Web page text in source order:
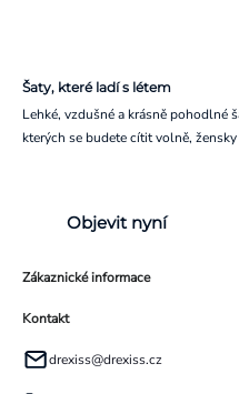
Šaty, které ladí s létem
Lehké, vzdušné a krásně pohodlné
kterých se budete cítit volně,
Objevit nyní
Zákaznické informace
Kontakt
drexiss@drexiss.cz